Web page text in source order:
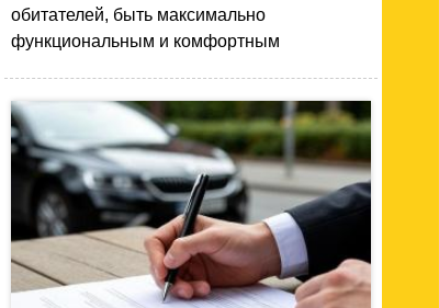
обитателей, быть максимально
функциональным и комфортным